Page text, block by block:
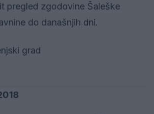
pregled zgodovine Šaleške
do današnjih dni.
grad